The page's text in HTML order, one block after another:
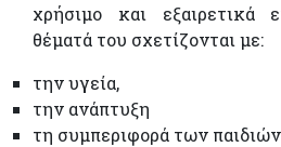
χρήσιμο και εξαιρετικά
θέματά του σχετίζονται με:
την υγεία,
την ανάπτυξη
τη συμπεριφορά των παιδιών